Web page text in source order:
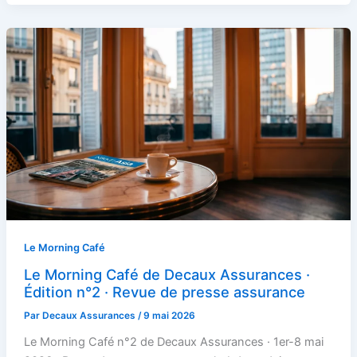
Le Morning Café
Le Morning Café de Decaux Assurances ·
Édition n°2 · Revue de presse assurance
Par Decaux Assurances /9 mai 2026
Le Morning Café n°2 de Decaux Assurances · 1er-8 mai